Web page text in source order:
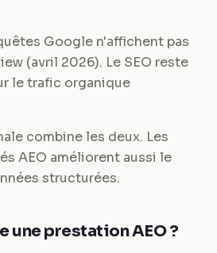
Google n'affichent pas
(avril 2026). Le SEO reste
le trafic organique
combine les deux. Les
AEO améliorent aussi le
structurées.
une prestation AEO ?